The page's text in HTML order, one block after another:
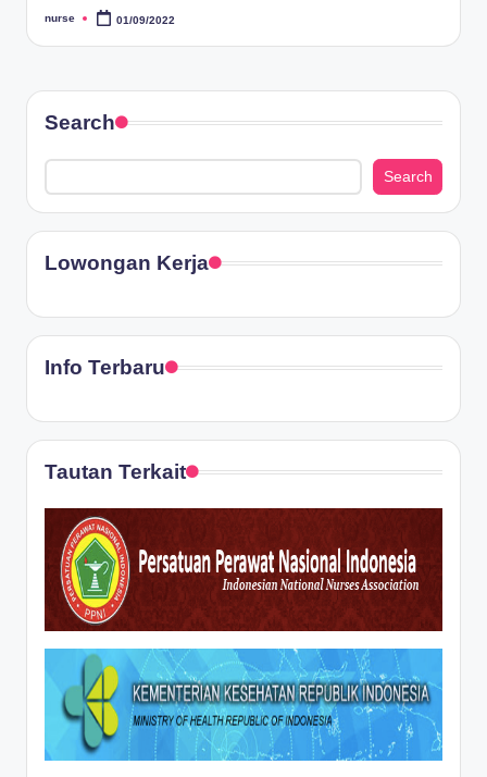
Posted
nurse 01/09/2022
Search
Search
Lowongan Kerja
Info Terbaru
Tautan Terkait